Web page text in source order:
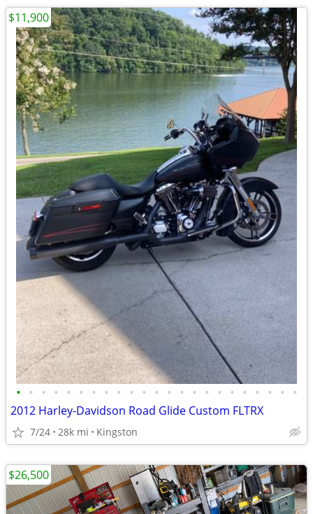
• • • • • • • • • • • • • • • • • • • • • • •
2012 Harley-Davidson Road Glide Custom FLTRX
7/24 28k mi Kingston
$11,900
$26,500